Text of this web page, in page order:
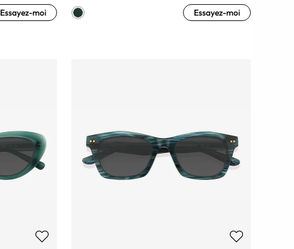
Essayez-moi
Essayez-moi